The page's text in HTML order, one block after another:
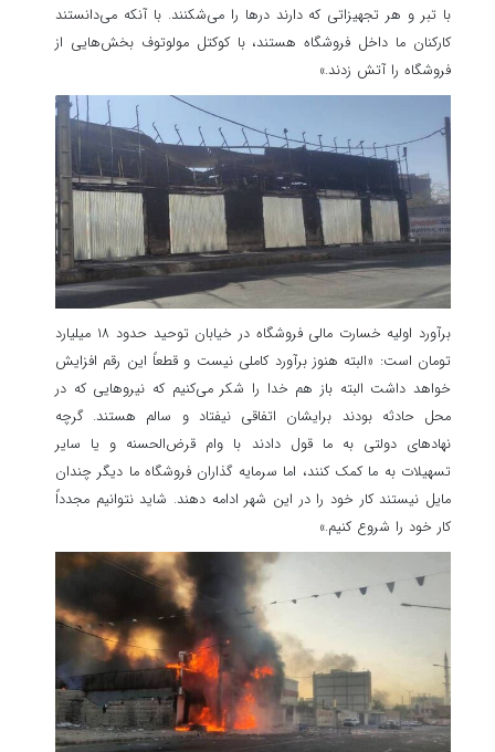
با تبر و هر تجهیزاتی که دارند درها را می‌شکنند. با آنکه می‌دانستند
کارکنان ما داخل فروشگاه هستند، با کوکتل مولوتوف بخش‌هایی از
فروشگاه را آتش زدند.»
برآورد اولیه خسارت مالی فروشگاه در خیابان توحید حدود ۱۸ میلیارد
تومان است: «البته هنوز برآورد کاملی نیست و قطعاً این رقم افزایش
خواهد داشت البته باز هم خدا را شکر می‌کنیم که نیروهایی که در
محل حادثه بودند برایشان اتفاقی نیفتاد و سالم هستند. گرچه
نهادهای دولتی به ما قول دادند با وام قرض‌الحسنه و یا سایر
تسهیلات به ما کمک کنند، اما سرمایه گذاران فروشگاه ما دیگر چندان
مایل نیستند کار خود را در این شهر ادامه دهند. شاید نتوانیم مجدداً
کار خود را شروع کنیم.»